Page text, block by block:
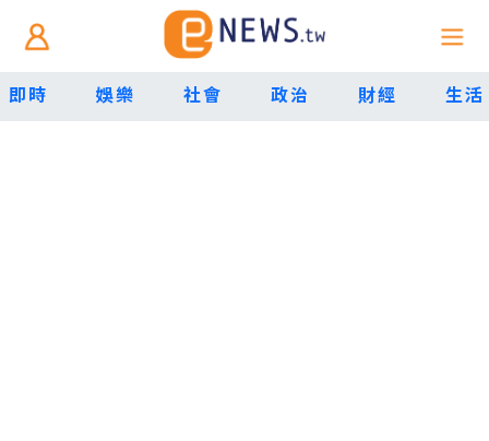
即時 娛樂 社會 政治 財經 生活